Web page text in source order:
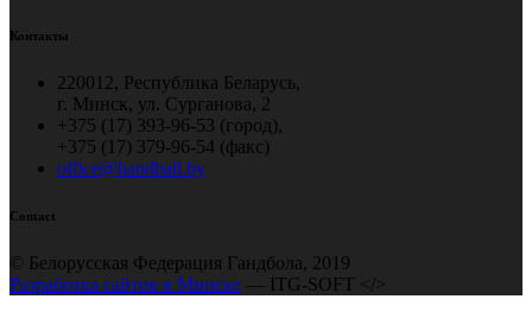
Контакты
220012, Республика Беларусь,
г. Минск, ул. Сурганова, 2
+375 (17) 393-96-53 (город),
+375 (17) 379-96-54 (факс)
office@handball.by
Contact
© Белорусская Федерация Гандбола, 2019
Разработка сайтов в Минске — ITG-SOFT </>